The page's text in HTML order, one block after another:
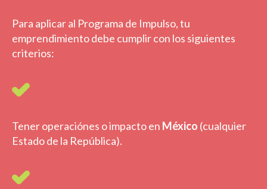
Para aplicar al Programa de Impulso, tu
emprendimiento debe cumplir con los siguientes
criterios:
Tener operaciónes o impacto en México (cualquier
Estado de la República).